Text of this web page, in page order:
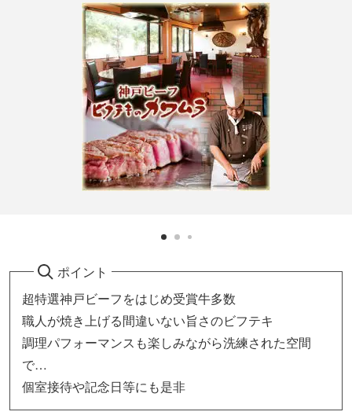
ポイント
超特選神戸ビーフをはじめ受賞牛多数
職人が焼き上げる間違いない旨さのビフテキ
調理パフォーマンスも楽しみながら洗練された空間
で…
個室接待や記念日等にも是非